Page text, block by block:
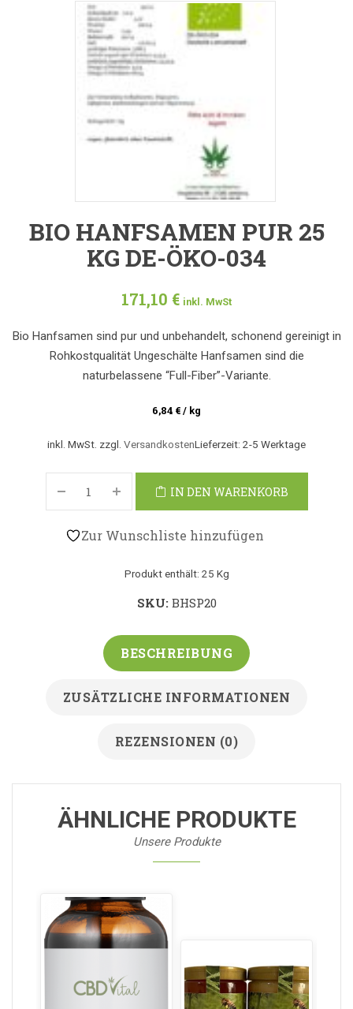
BIO HANFSAMEN PUR 25
KG DE-ÖKO-034
171,10 € inkl. MwSt
Bio Hanfsamen sind pur und unbehandelt, schonend gereinigt in
Rohkostqualität Ungeschälte Hanfsamen sind die
naturbelassene “Full-Fiber”-Variante.
6,84 € / kg
inkl. MwSt. zzgl. VersandkostenLieferzeit: 2-5 Werktage
IN DEN WARENKORB
Zur Wunschliste hinzufügen
Produkt enthält: 25 Kg
SKU: BHSP20
BESCHREIBUNG
ZUSÄTZLICHE INFORMATIONEN
REZENSIONEN (0)
ÄHNLICHE PRODUKTE
Unsere Produkte